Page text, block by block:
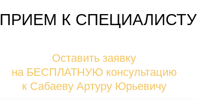
ПРИЕМ К СПЕЦИАЛИСТУ
Оставить заявку
на БЕСПЛАТНУЮ консультацию
к Сабаеву Артуру Юрьевичу